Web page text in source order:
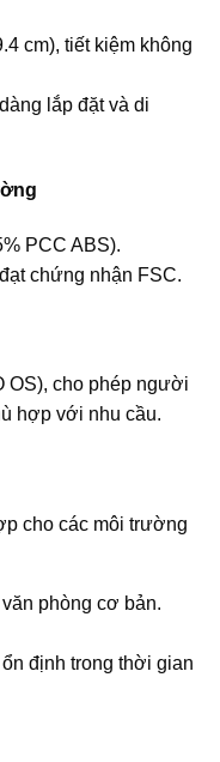
cm), tiết kiệm không
lắp đặt và di
PCC ABS).
chứng nhận FSC.
OS), cho phép người
hợp với nhu cầu.
cho các môi trường
phòng cơ bản.
định trong thời gian